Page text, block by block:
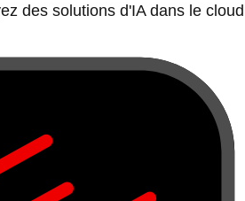
des solutions d'IA dans le cloud